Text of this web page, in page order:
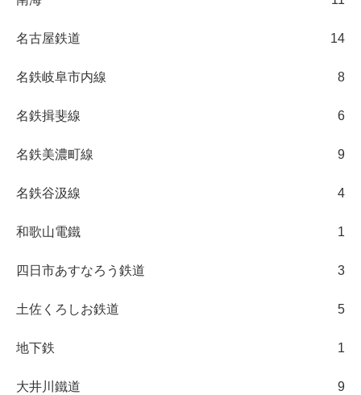
名古屋鉄道 14
名鉄岐阜市内線 8
名鉄揖斐線 6
名鉄美濃町線 9
名鉄谷汲線 4
和歌山電鐵 1
四日市あすなろう鉄道 3
土佐くろしお鉄道 5
地下鉄 1
大井川鐵道 9